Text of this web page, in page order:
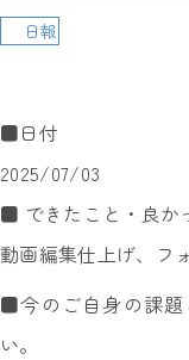
日報
■日付
2025/07/03
■ できたこと・良か
動画編集仕上げ、フ
■今のご自身の課題
い。